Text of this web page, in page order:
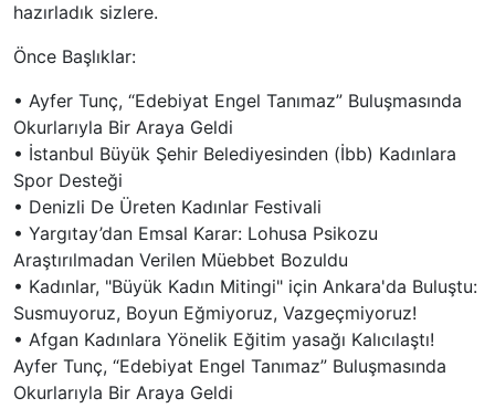
hazırladık sizlere.
Önce Başlıklar:
• Ayfer Tunç, “Edebiyat Engel Tanımaz” Buluşmasında
Okurlarıyla Bir Araya Geldi
• İstanbul Büyük Şehir Belediyesinden (İbb) Kadınlara
Spor Desteği
• Denizli De Üreten Kadınlar Festivali
• Yargıtay’dan Emsal Karar: Lohusa Psikozu
Araştırılmadan Verilen Müebbet Bozuldu
• Kadınlar, "Büyük Kadın Mitingi" için Ankara'da Buluştu:
Susmuyoruz, Boyun Eğmiyoruz, Vazgeçmiyoruz!
• Afgan Kadınlara Yönelik Eğitim yasağı Kalıcılaştı!
Ayfer Tunç, “Edebiyat Engel Tanımaz” Buluşmasında
Okurlarıyla Bir Araya Geldi